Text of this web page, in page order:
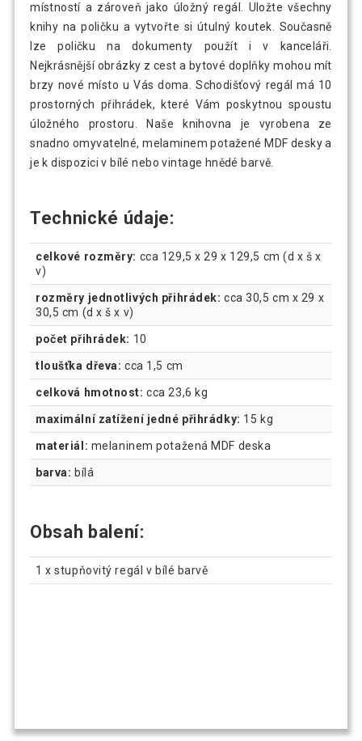
místností a zároveň jako úložný regál. Uložte všechny
knihy na poličku a vytvořte si útulný koutek. Současně
lze poličku na dokumenty použít i v kanceláři.
Nejkrásnější obrázky z cest a bytové doplňky mohou mít
brzy nové místo u Vás doma. Schodišťový regál má 10
prostorných přihrádek, které Vám poskytnou spoustu
úložného prostoru. Naše knihovna je vyrobena ze
snadno omyvatelné, melaminem potažené MDF desky a
je k dispozici v bílé nebo vintage hnědé barvě.
Technické údaje:
celkové rozměry: cca 129,5 x 29 x 129,5 cm (d x š x
v)
rozměry jednotlivých přihrádek: cca 30,5 cm x 29 x
30,5 cm (d x š x v)
počet přihrádek: 10
tloušťka dřeva: cca 1,5 cm
celková hmotnost: cca 23,6 kg
maximální zatížení jedné přihrádky: 15 kg
materiál: melaninem potažená MDF deska
barva: bílá
Obsah balení:
1 x stupňovitý regál v bílé barvě